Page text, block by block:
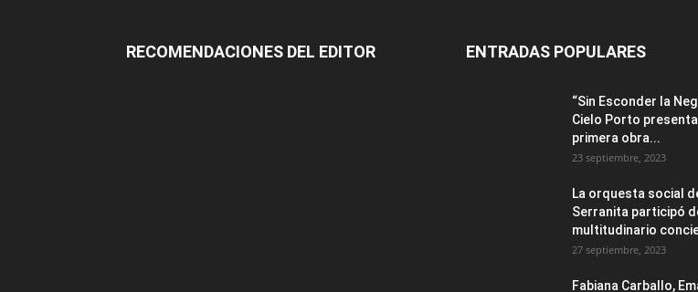
RECOMENDACIONES DEL EDITOR ENTRADAS POPULARES
“Sin Esconder la
Cielo Porto
primera obra...
23 septiembre, 2023
La orquesta social
Serranita participó
multitudinario
27 septiembre, 2023
Fabiana Carballo,